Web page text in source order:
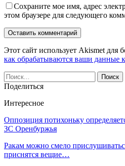
Сохраните мое имя, адрес
этом браузере для следующего
Этот сайт использует Akismet для
как обрабатываются ваши данные
Поделиться
Интересное
Оппозиция потихоньку
ЗС Оренбуржья
Ракам можно смело
приснятся вещие…